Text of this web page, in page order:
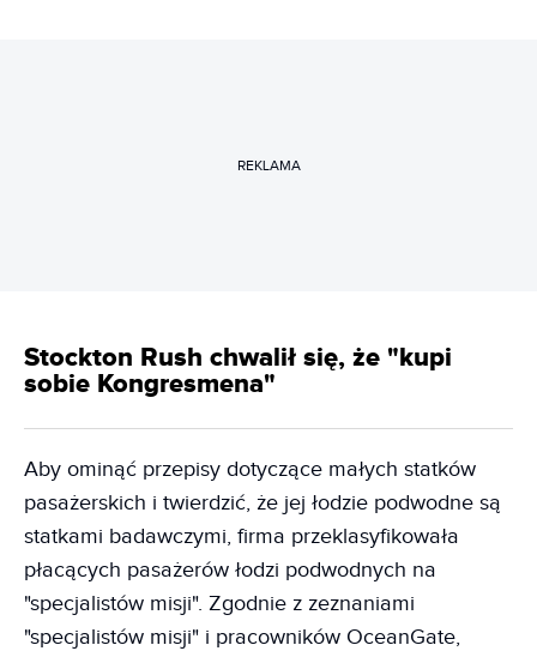
REKLAMA
Stockton Rush chwalił się, że "kupi
sobie Kongresmena"
Aby ominąć przepisy dotyczące małych statków
pasażerskich i twierdzić, że jej łodzie podwodne są
statkami badawczymi, firma przeklasyfikowała
płacących pasażerów łodzi podwodnych na
"specjalistów misji". Zgodnie z zeznaniami
"specjalistów misji" i pracowników OceanGate,